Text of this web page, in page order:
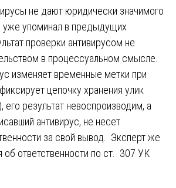
не дают юридически значимого
уже упоминал в предыдущих
проверки антивирусом не
в процессуальном смысле.
изменяет временные метки при
цепочку хранения улик
его результат невоспроизводим, а
антивирус, не несет
за свой вывод. Эксперт же
ответственности по ст. 307 УК